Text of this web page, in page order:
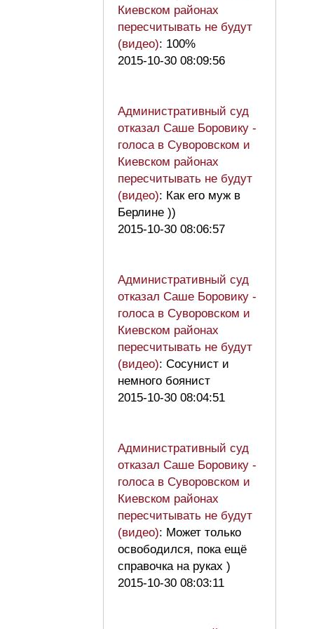
Киевском районах
пересчитывать не будут
(видео): 100%
2015-10-30 08:09:56
Административный суд
отказал Саше Боровику -
голоса в Суворовском и
Киевском районах
пересчитывать не будут
(видео): Как его муж в
Берлине ))
2015-10-30 08:06:57
Административный суд
отказал Саше Боровику -
голоса в Суворовском и
Киевском районах
пересчитывать не будут
(видео): Сосунист и
немного боянист
2015-10-30 08:04:51
Административный суд
отказал Саше Боровику -
голоса в Суворовском и
Киевском районах
пересчитывать не будут
(видео): Может только
освободился, пока ещё
справочка на руках )
2015-10-30 08:03:11